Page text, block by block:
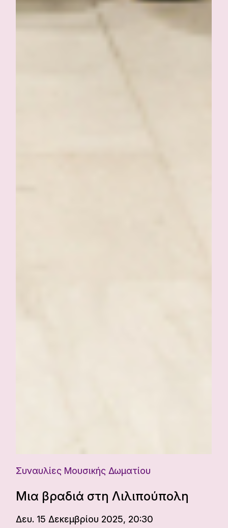
Συναυλίες Μουσικής Δωματίου
Μια βραδιά στη Λιλιπούπολη
Δευ. 15 Δεκεμβρίου 2025, 20:30